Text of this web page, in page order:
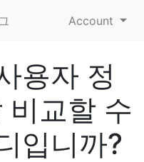
Account
용자 정
비교할 수
입니까?